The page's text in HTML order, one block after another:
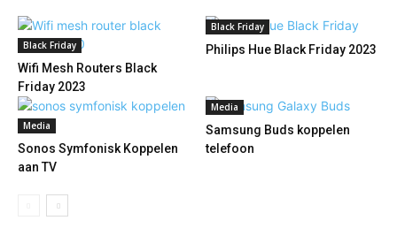
Black Friday
Wifi Mesh Routers Black
Friday 2023
Black Friday
Philips Hue Black Friday 2023
Media
Sonos Symfonisk Koppelen
aan TV
Media
Samsung Buds koppelen
telefoon